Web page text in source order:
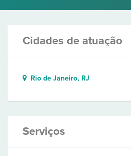
Cidades de atuação
Rio de Janeiro, RJ
Serviços